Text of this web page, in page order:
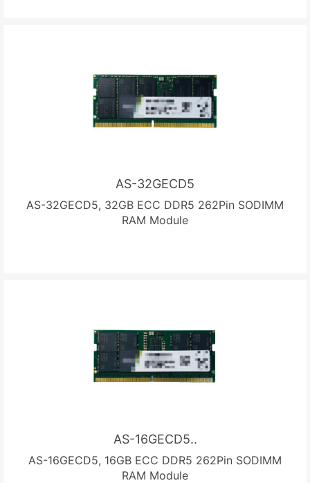
AS-32GECD5
AS-32GECD5, 32GB ECC DDR5 262Pin SODIMM
RAM Module
AS-16GECD5..
AS-16GECD5, 16GB ECC DDR5 262Pin SODIMM
RAM Module